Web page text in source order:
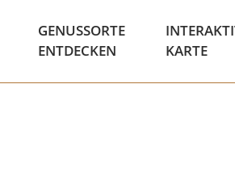
GENUSSORTE
ENTDECKEN
KARTE